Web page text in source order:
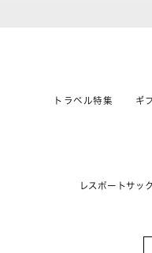
トラベル特集 ギ
レスポートサッ